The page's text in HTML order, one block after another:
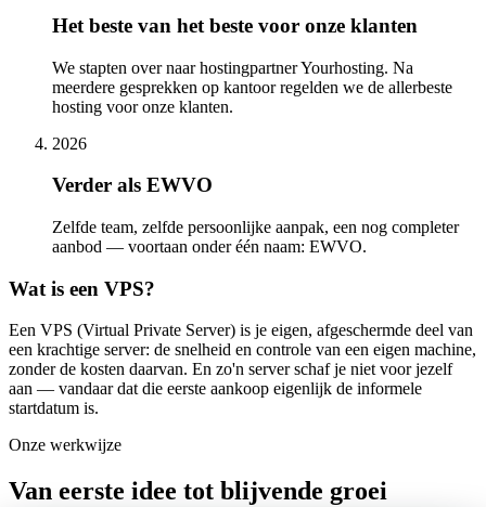
Het beste van het beste voor onze klanten
We stapten over naar hostingpartner Yourhosting. Na
meerdere gesprekken op kantoor regelden we de allerbeste
hosting voor onze klanten.
2026
Verder als EWVO
Zelfde team, zelfde persoonlijke aanpak, een nog completer
aanbod — voortaan onder één naam: EWVO.
Wat is een VPS?
Een VPS (Virtual Private Server) is je eigen, afgeschermde deel van
een krachtige server: de snelheid en controle van een eigen machine,
zonder de kosten daarvan. En zo'n server schaf je niet voor jezelf
aan — vandaar dat die eerste aankoop eigenlijk de informele
startdatum is.
Onze werkwijze
Van eerste idee tot blijvende groei